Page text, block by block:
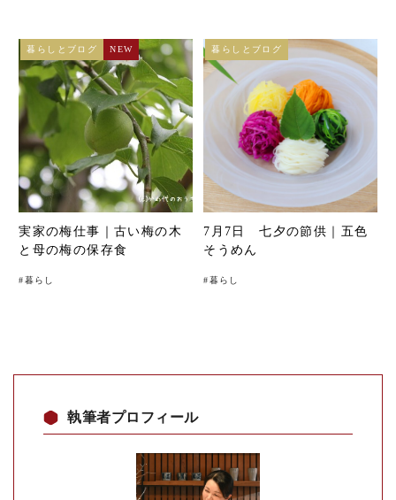
実家の梅仕事｜古い梅の木
と母の梅の保存食
#暮らし
暮らしとブログ NEW
7月7日 七夕の節供｜五色
そうめん
#暮らし
暮らしとブログ
執筆者プロフィール